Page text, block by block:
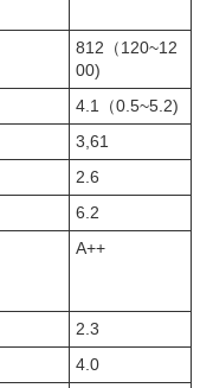
812（120~12
00)
4.1（0.5~5.2)
3,61
2.6
6.2
A++
2.3
4.0